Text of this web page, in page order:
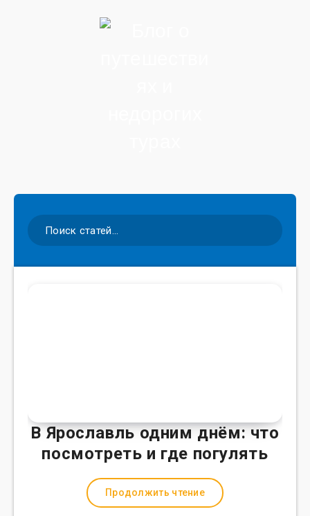
В Ярославль одним днём: что
посмотреть и где погулять
Продолжить чтение